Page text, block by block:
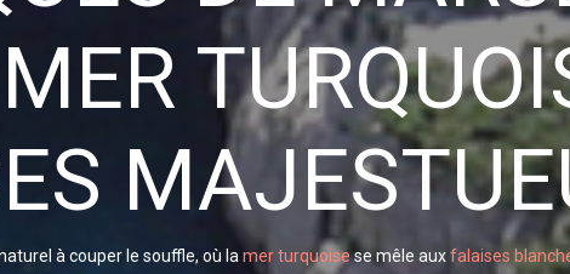
à couper le souffle, où la mer turquoisese mêle auxfalaises